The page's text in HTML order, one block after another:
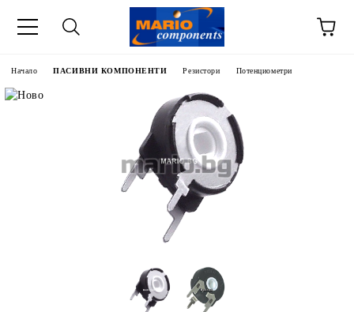
Начало ПАСИВНИ КОМПОНЕНТИ Резистори Потенциометри